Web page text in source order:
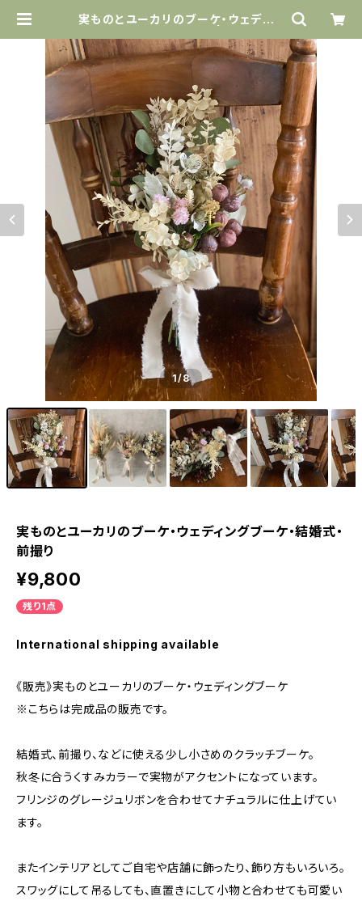
実ものとユーカリのブーケ・ウェディン
1/8
実ものとユーカリのブーケ・ウェディングブーケ・結婚式・
前撮り
¥9,800
残り1点
International shipping available
《販売》実ものとユーカリのブーケ・ウェディングブーケ
※こちらは完成品の販売です。
結婚式、前撮り、などに使える少し小さめのクラッチブーケ。
秋冬に合うくすみカラーで実物がアクセントになっています。
フリンジのグレージュリボンを合わせてナチュラルに仕上げてい
ます。
またインテリアとしてご自宅や店舗に飾ったり、飾り方もいろいろ。
スワッグにして吊るしても、直置きにして小物と合わせても可愛い